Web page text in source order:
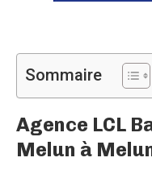
Sommaire
Agence LCL
Melun à